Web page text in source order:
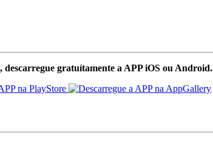
gratuítamente a APP iOS ou Android.